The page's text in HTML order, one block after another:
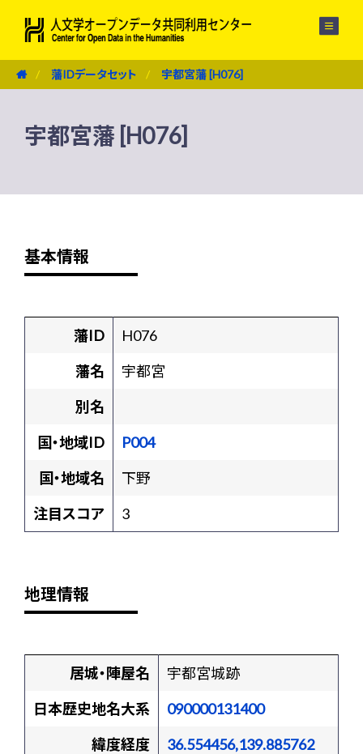
藩IDデータセット 宇都宮藩 [H076]
宇都宮藩 [H076]
基本情報
藩ID
H076
藩名
宇都宮
別名
国・地域ID
P004
国・地域名
下野
注目スコア
3
地理情報
居城・陣屋名
宇都宮城跡
日本歴史地名大系
090000131400
緯度経度
36.554456,139.885762